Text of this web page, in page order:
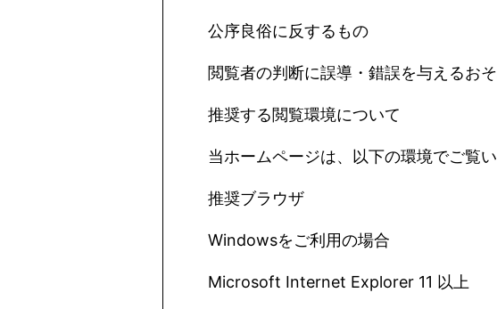
公序良俗に反するもの
閲覧者の判断に誤導・錯誤を与えるお
推奨する閲覧環境について
当ホームページは、以下の環境でご覧
推奨ブラウザ
Windowsをご利用の場合
Microsoft Internet Explorer 11 以上